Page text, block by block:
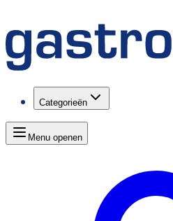
Categorieën
Menu openen